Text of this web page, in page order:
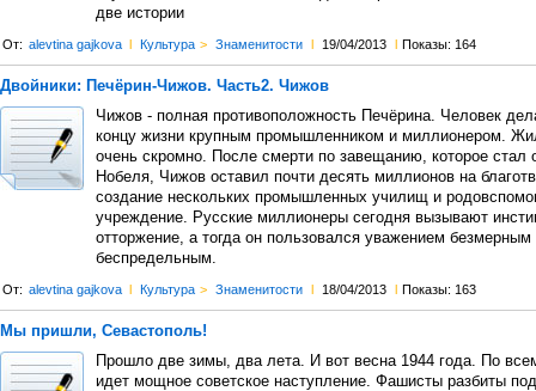
две истории
От: alevtina gajkova l Культура > Знаменитости l 19/04/2013 l Показы: 164
Двойники: Печёрин-Чижов. Часть2. Чижов
Чижов - полная противоположность Печёрина. Человек
концу жизни крупным промышленником и миллионером.
очень скромно. После смерти по завещанию, которое стал
Нобеля, Чижов оставил почти десять миллионов на
создание нескольких промышленных училищ и
учреждение. Русские миллионеры сегодня вызывают
отторжение, а тогда он пользовался уважением безмерным
беспредельным.
От: alevtina gajkova l Культура > Знаменитости l 18/04/2013 l Показы: 163
Мы пришли, Севастополь!
Прошло две зимы, два лета. И вот весна 1944 года. По
идет мощное советское наступление. Фашисты разбиты под